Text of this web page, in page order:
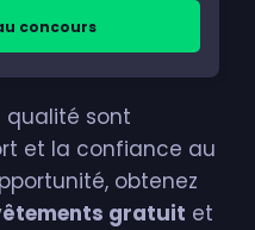
concours
qualité sont
et la confiance au
obtenez
gratuit et